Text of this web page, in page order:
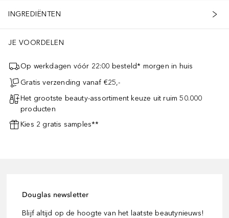
INGREDIËNTEN
JE VOORDELEN
Op werkdagen vóór 22:00 besteld* morgen in huis
Gratis verzending vanaf €25,-
Het grootste beauty-assortiment keuze uit ruim 50.000
producten
Kies 2 gratis samples**
Douglas newsletter
Blijf altijd op de hoogte van het laatste beautynieuws!